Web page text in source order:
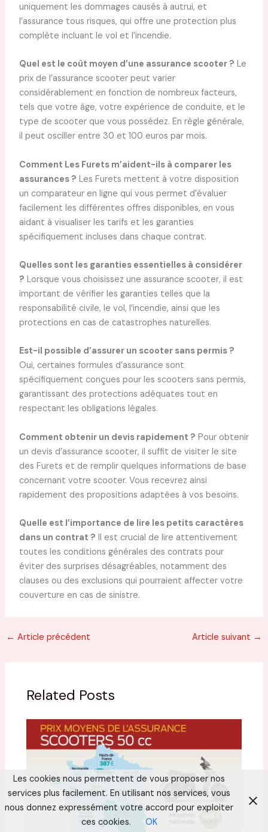
uniquement les dommages causés à autrui, et
l’assurance tous risques, qui offre une protection plus
complète incluant le vol et l’incendie.
Quel est le coût moyen d’une assurance scooter ? Le
prix de l’assurance scooter peut varier
considérablement en fonction de nombreux facteurs,
tels que votre âge, votre expérience de conduite, et le
type de scooter que vous possédez. En règle générale,
il peut osciller entre 30 et 100 euros par mois.
Comment Les Furets m’aident-ils à comparer les
assurances ? Les Furets mettent à votre disposition
un comparateur en ligne qui vous permet d’évaluer
facilement les différentes offres disponibles, en vous
aidant à visualiser les tarifs et les garanties
spécifiquement incluses dans chaque contrat.
Quelles sont les garanties essentielles à considérer
? Lorsque vous choisissez une assurance scooter, il est
important de vérifier les garanties telles que la
responsabilité civile, le vol, l’incendie, ainsi que les
protections en cas de catastrophes naturelles.
Est-il possible d’assurer un scooter sans permis ?
Oui, certaines formules d’assurance sont
spécifiquement conçues pour les scooters sans permis,
garantissant des protections adéquates tout en
respectant les obligations légales.
Comment obtenir un devis rapidement ? Pour obtenir
un devis d’assurance scooter, il suffit de visiter le site
des Furets et de remplir quelques informations de base
concernant votre scooter. Vous recevrez ainsi
rapidement des propositions adaptées à vos besoins.
Quelle est l’importance de lire les petits caractères
dans un contrat ? Il est crucial de lire attentivement
toutes les conditions générales des contrats pour
éviter des surprises désagréables, notamment des
clauses ou des exclusions qui pourraient affecter votre
couverture en cas de sinistre.
← Article précédent Article suivant →
Related Posts
Les cookies nous permettent de vous proposer nos
services plus facilement. En utilisant nos services, vous
nous donnez expressément votre accord pour exploiter
ces cookies.
OK